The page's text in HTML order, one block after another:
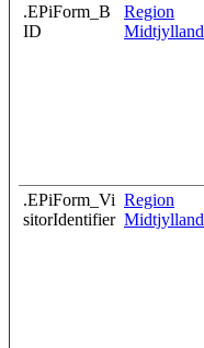
.EPiForm_B
ID
Region
Midtjylland
.EPiForm_Vi
sitorIdentifier
Region
Midtjylland